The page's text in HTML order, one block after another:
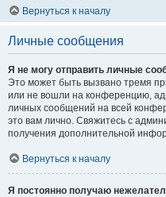
Вернуться к началу
Личные сообщения
Я не могу отправить личные
Это может быть вызвано тремя
или не вошли на конференцию,
личных сообщений на всей
это вам лично. Свяжитесь с
получения дополнительной
Вернуться к началу
Я постоянно получаю